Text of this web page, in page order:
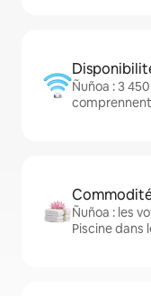
Ñuñoa : 3
Ñuñoa : les
Piscine dans